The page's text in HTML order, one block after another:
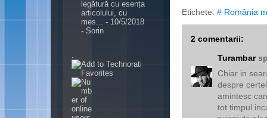
Etichete: # România
2 comentarii:
Turambar
Chiar in
despre
amintesc
tot timpul
legătură cu esența
articolului, cu
mes... - 10/5/2018
- Sorin